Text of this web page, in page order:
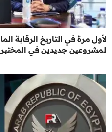
لأول مرة في التاريخ الرقابة
لمشروعين جديدين في